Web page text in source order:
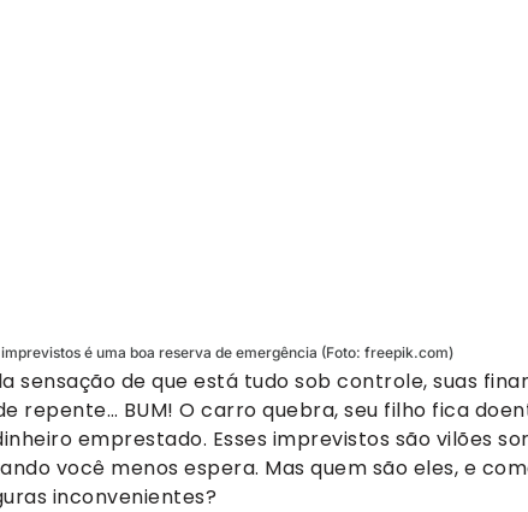
é uma boa reserva de emergência (Foto: freepik.com)
sensação de que está tudo sob controle, suas
repente… BUM! O carro quebra, seu filho fica
emprestado. Esses imprevistos são vilões
você menos espera. Mas quem são eles, e
inconvenientes?